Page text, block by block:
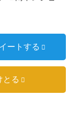
ートする
とる